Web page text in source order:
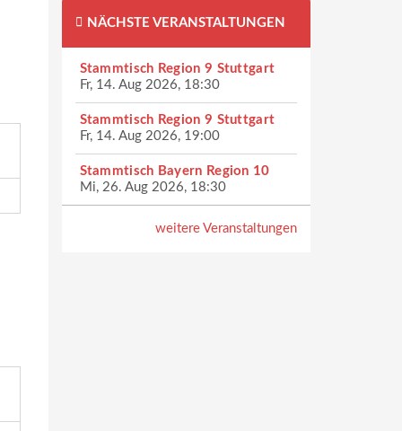
NÄCHSTE VERANSTALTUNGEN
Stammtisch Region 9 Stuttgart
Fr, 14. Aug 2026, 18:30
Stammtisch Region 9 Stuttgart
Fr, 14. Aug 2026, 19:00
Stammtisch Bayern Region 10
Mi, 26. Aug 2026, 18:30
weitere Veranstaltungen